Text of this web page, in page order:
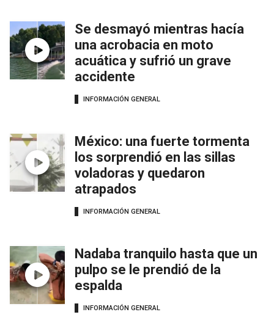
Se desmayó mientras hacía
una acrobacia en moto
acuática y sufrió un grave
accidente
INFORMACIÓN GENERAL
México: una fuerte tormenta
los sorprendió en las sillas
voladoras y quedaron
atrapados
INFORMACIÓN GENERAL
Nadaba tranquilo hasta que un
pulpo se le prendió de la
espalda
INFORMACIÓN GENERAL